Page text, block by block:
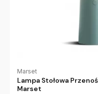
Marset
Lampa Stołowa
Marset